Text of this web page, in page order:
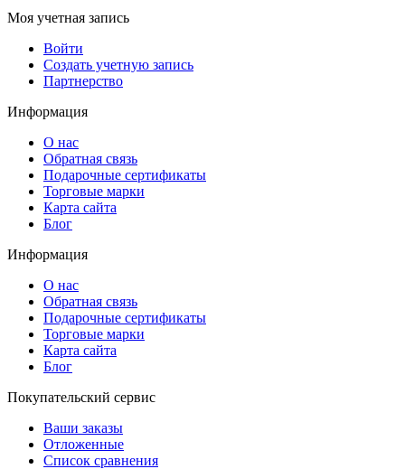
Моя учетная запись
Войти
Создать учетную запись
Партнерство
Информация
О нас
Обратная связь
Подарочные сертификаты
Торговые марки
Карта сайта
Блог
Информация
О нас
Обратная связь
Подарочные сертификаты
Торговые марки
Карта сайта
Блог
Покупательский сервис
Ваши заказы
Отложенные
Список сравнения